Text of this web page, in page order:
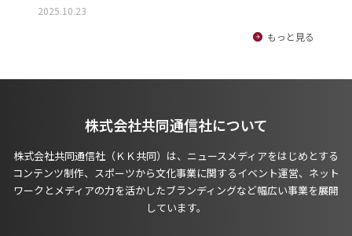
2025.10.23
もっと見る
株式会社共同通信社について
株式会社共同通信社（ＫＫ共同）は、ニュースメディアをはじめとする
コンテンツ制作、スポーツから文化事業に関するイベント運営、ネット
ワークとメディアの力を活かしたブランディングなど幅広い事業を展開
しています。